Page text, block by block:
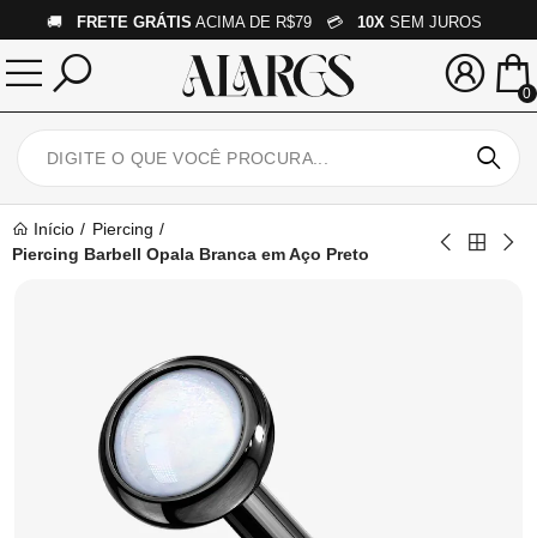
🚚 FRETE GRÁTIS ACIMA DE R$79 💳 10X SEM JUROS
0
Início
Piercing
Piercing Barbell Opala Branca em Aço Preto